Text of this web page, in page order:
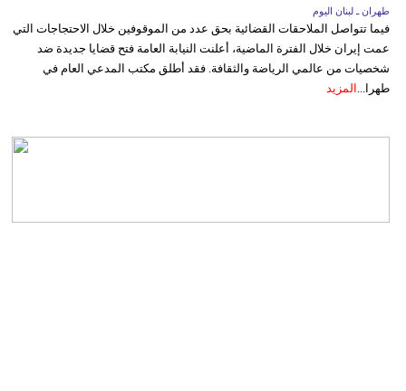
طهران ـ لبنان اليوم
فيما تتواصل الملاحقات القضائية بحق عدد من الموقوفين خلال الاحتجاجات التي
عمت إيران خلال الفترة الماضية، أعلنت النيابة العامة فتح قضايا جديدة ضد
شخصيات من عالمي الرياضة والثقافة. فقد أطلق مكتب المدعي العام في
طهرا... المزيد